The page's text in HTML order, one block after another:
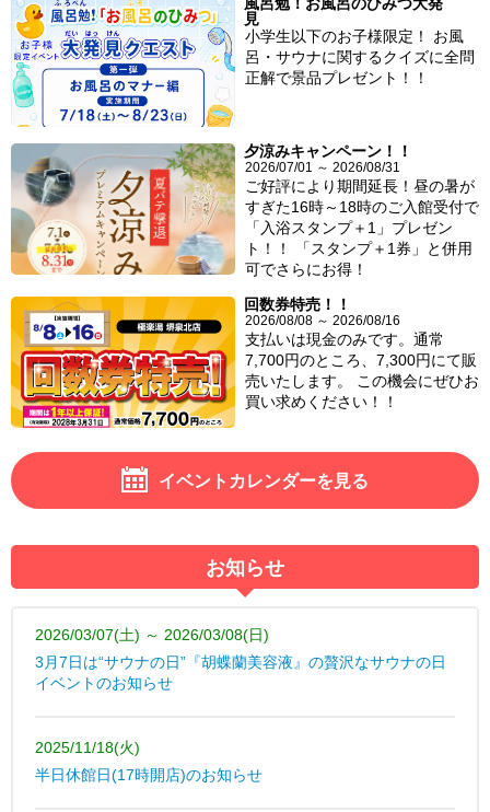
見
小学生以下のお子様限定！ お風
呂・サウナに関するクイズに全問
正解で景品プレゼント！！
夕涼みキャンペーン！！
2026/07/01 ～ 2026/08/31
ご好評により期間延長！昼の暑が
すぎた16時～18時のご入館受付で
「入浴スタンプ＋1」プレゼン
ト！！ 「スタンプ＋1券」と併用
可でさらにお得！
回数券特売！！
2026/08/08 ～ 2026/08/16
支払いは現金のみです。通常
7,700円のところ、7,300円にて販
売いたします。 この機会にぜひお
買い求めください！！
イベントカレンダーを見る
お知らせ
2026/03/07(土) ～ 2026/03/08(日)
3月7日は“サウナの日”『胡蝶蘭美容液』の贅沢なサウナの日
イベントのお知らせ
2025/11/18(火)
半日休館日(17時開店)のお知らせ